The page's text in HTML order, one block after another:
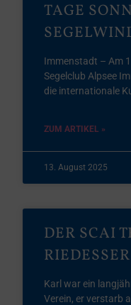
TAGE
Immenstadt – Am
Segelclub Alpsee
die internationale
ZUM ARTIKEL »
13. August 2025
DER SCAI
RIEDESSER
Karl war ein
Verein, er verstarb